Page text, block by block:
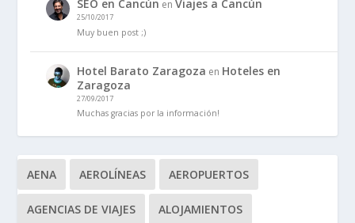
SEO en Cancún enViajes a Cancún
25/10/2017
Muy buen post ;)
Hotel Barato Zaragoza en Hoteles en
Zaragoza
27/09/2017
Muchas gracias por la información!
AENA AEROLÍNEAS AEROPUERTOS
AGENCIAS DE VIAJES ALOJAMIENTOS